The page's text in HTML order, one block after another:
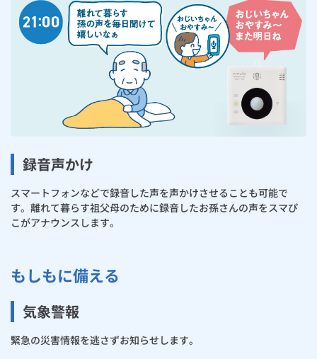
録音声かけ
スマートフォンなどで録音した声を声かけさせることも可能で
す。離れて暮らす祖父母のために録音したお孫さんの声をスマぴ
こがアナウンスします。
もしもに備える
気象警報
緊急の災害情報を逃さずお知らせします。